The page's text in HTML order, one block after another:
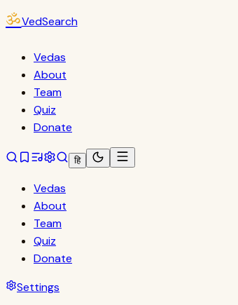
ॐVedSearch
Vedas
About
Team
Quiz
Donate
हि
Vedas
About
Team
Quiz
Donate
Settings